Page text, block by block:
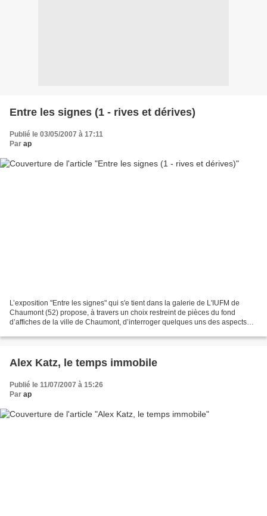
Entre les signes (1 - rives et dérives)
Publié le 03/05/2007 à 17:11
Par ap
L’exposition "Entre les signes" qui s'e tient dans la galerie de L'IUFM de
Chaumont (52) propose, à travers un choix restreint de pièces du fond
d’affiches de la ville de Chaumont, d’interroger quelques uns des aspects
Alex Katz, le temps immobile
Publié le 11/07/2007 à 15:26
Par ap